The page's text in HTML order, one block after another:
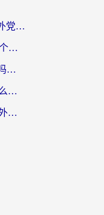
雷神手游和海归好用吗？海外党亲测3款热门回国加速器+番茄加速器深度体验
Malus好用吗？和ChickCN哪个好？海外党亲测：选对回国加速器，追剧游戏不卡顿
海外党实测：斧牛VPN好用吗？和快喵VPN对比哪个回国效果更好？附3款热门加速器深度分析
海外党必看：ExpressVPN怎么样？3步选对回国加速器，无缝刷国内剧玩手游
迅游和云界RIFT哪个好？海外党亲测3款回国加速器，教你无缝刷国内剧玩游戏